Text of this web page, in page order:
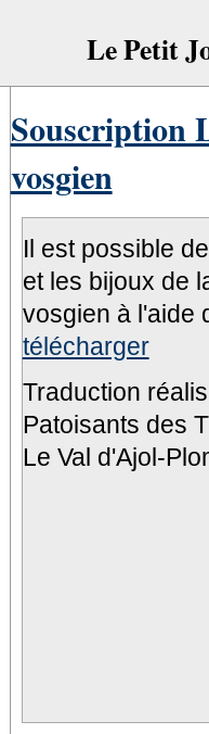
Le Petit
Souscription
vosgien
Il est possible
et les bijoux de
vosgien à l'aide
télécharger
Traduction
Patoisants des
Le Val d'Ajol-